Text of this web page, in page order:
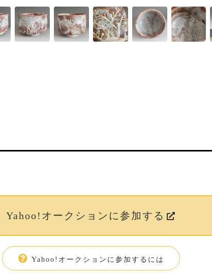
Yahoo!オークションに参加する
Yahoo!オークションに参加するには